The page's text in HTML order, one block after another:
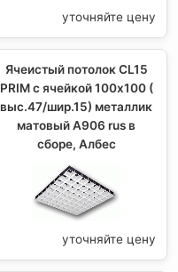
уточняйте цену
Ячеистый потолок CL15
PRIM с ячейкой 100х100 (
выс.47/шир.15) металлик
матовый А906 rus в
сборе, Албес
уточняйте цену